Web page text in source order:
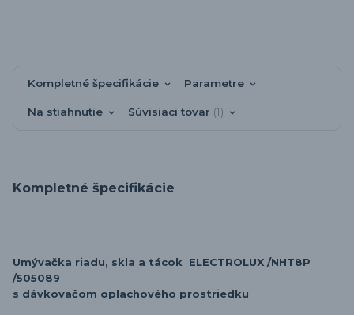
Kompletné špecifikácie Parametre
Na stiahnutie Súvisiaci tovar 1
Kompletné špecifikácie
Umývačka riadu, skla a tácok ELECTROLUX /NHT8P
/505089
s dávkovačom oplachového prostriedku